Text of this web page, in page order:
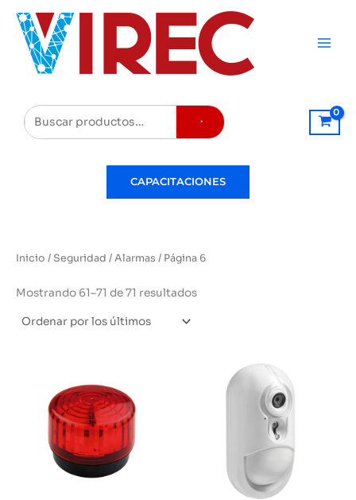
contenido
Buscar
CAPACITACIONES
Inicio /Seguridad /Alarmas / Página 6
Mostrando 61–71 de 71 resultadosOrdenado